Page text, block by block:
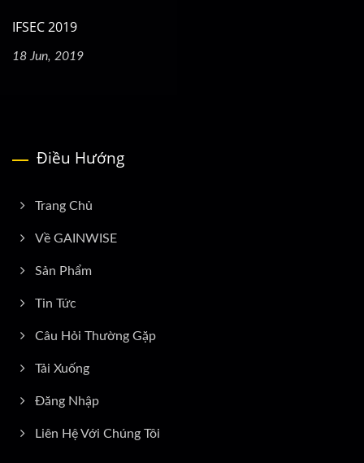
IFSEC 2019
18 Jun, 2019
Điều Hướng
Trang Chủ
Về GAINWISE
Sản Phẩm
Tin Tức
Câu Hỏi Thường Gặp
Tải Xuống
Đăng Nhập
Liên Hệ Với Chúng Tôi